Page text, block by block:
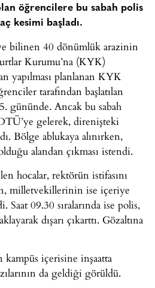
öğrencilere bu sabah polis
kesimi başladı.
bilinen 40 dönümlük arazinin
Kurumu’na (KYK)
yapılması planlanan KYK
tarafından başlatılan
gününde. Ancak bu sabah
gelerek, direnişteki
Bölge ablukaya alınırken,
alandan çıkması istendi.
hocalar, rektörün istifasını
milletvekillerinin ise içeriye
09.30 sıralarında ise polis,
dışarı çıkarttı. Gözaltına
içerisine inşaatta
da geldiği görüldü.